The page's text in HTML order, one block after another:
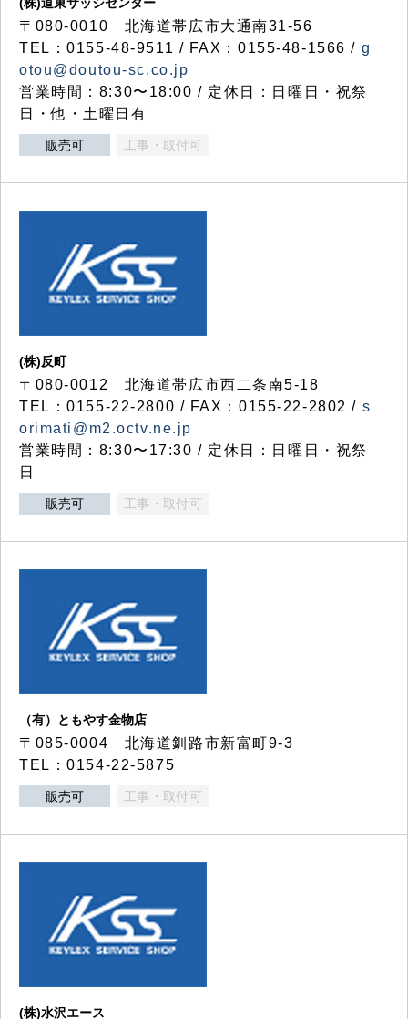
〒080-0010 北海道帯広市大通南31-56
TEL：0155-48-9511 / FAX：0155-48-1566 / g
otou@doutou-sc.co.jp
営業時間：8:30〜18:00 / 定休日：日曜日・祝祭
日・他・土曜日有
販売可 工事・取付可
(株)反町
〒080-0012 北海道帯広市西二条南5-18
TEL：0155-22-2800 / FAX：0155-22-2802 / s
orimati@m2.octv.ne.jp
営業時間：8:30〜17:30 / 定休日：日曜日・祝祭
日
販売可 工事・取付可
（有）ともやす金物店
〒085-0004 北海道釧路市新富町9-3
TEL：0154-22-5875
販売可 工事・取付可
(株)水沢エース